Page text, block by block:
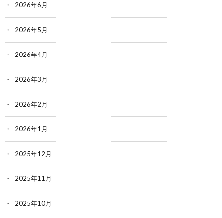
2026年6月
2026年5月
2026年4月
2026年3月
2026年2月
2026年1月
2025年12月
2025年11月
2025年10月